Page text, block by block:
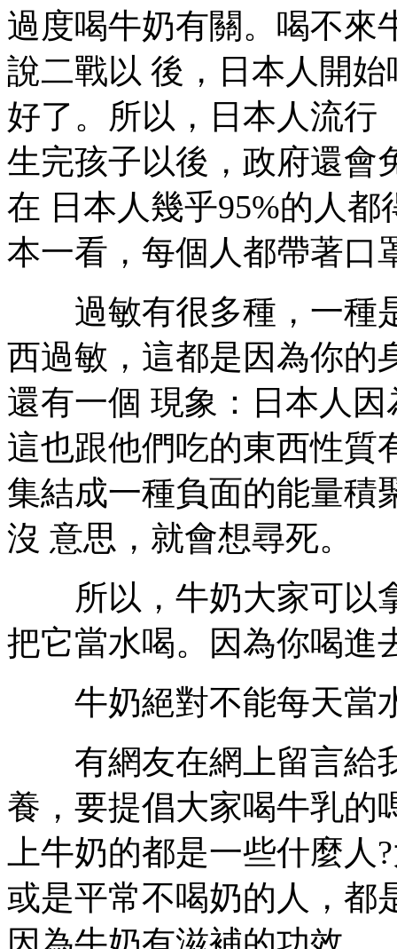
過度喝牛奶有關。喝不來
說二戰以 後，日本人開
好了。所以，日本人流行
生完孩子以後，政府還會
在 日本人幾乎95%的人
本一看，每個人都帶著口
過敏有很多種，一種
西過敏，這都是因為你的
還有一個 現象：日本人
這也跟他們吃的東西性質
集結成一種負面的能量積
沒 意思，就會想尋死。
所以，牛奶大家可以
把它當水喝。因為你喝進
牛奶絕對不能每天當
有網友在網上留言給
養，要提倡大家喝牛乳的
上牛奶的都是一些什麼
或是平常不喝奶的人，都